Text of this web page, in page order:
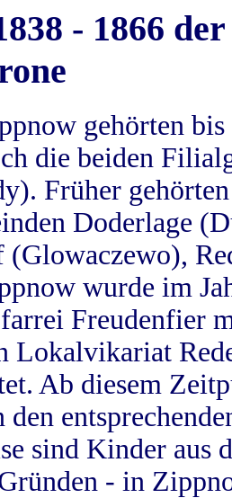
- 1866
gehörten
die beiden
Früher
Doderlage
wurde im
Freudenfier
Lokalvikariat
Ab diesem
den
sind Kinder aus
- in